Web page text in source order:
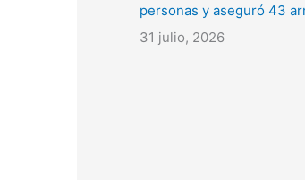
personas y aseguró 43
31 julio, 2026